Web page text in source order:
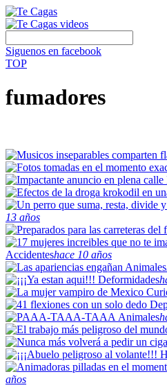
Siguenos en facebook
TOP
fumadores
13 años
Accidenteshace 10 años
Animales
Deformidades
Animales
años